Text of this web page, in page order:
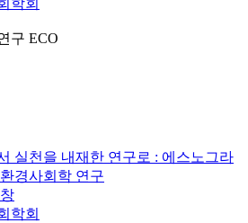
학회
구 ECO
실천을 내재한 연구로 : 에스노그라
경사회학 연구
학회